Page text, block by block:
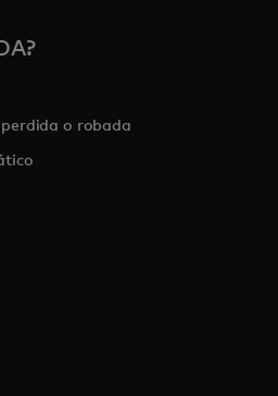
o robada
nueva